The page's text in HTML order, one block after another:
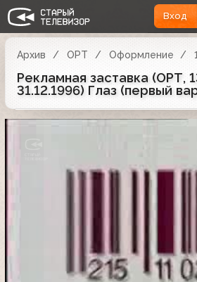
Вход
Архив ОРТ Оформление
Рекламная заставка (ОРТ,
31.12.1996) Глаз (первый